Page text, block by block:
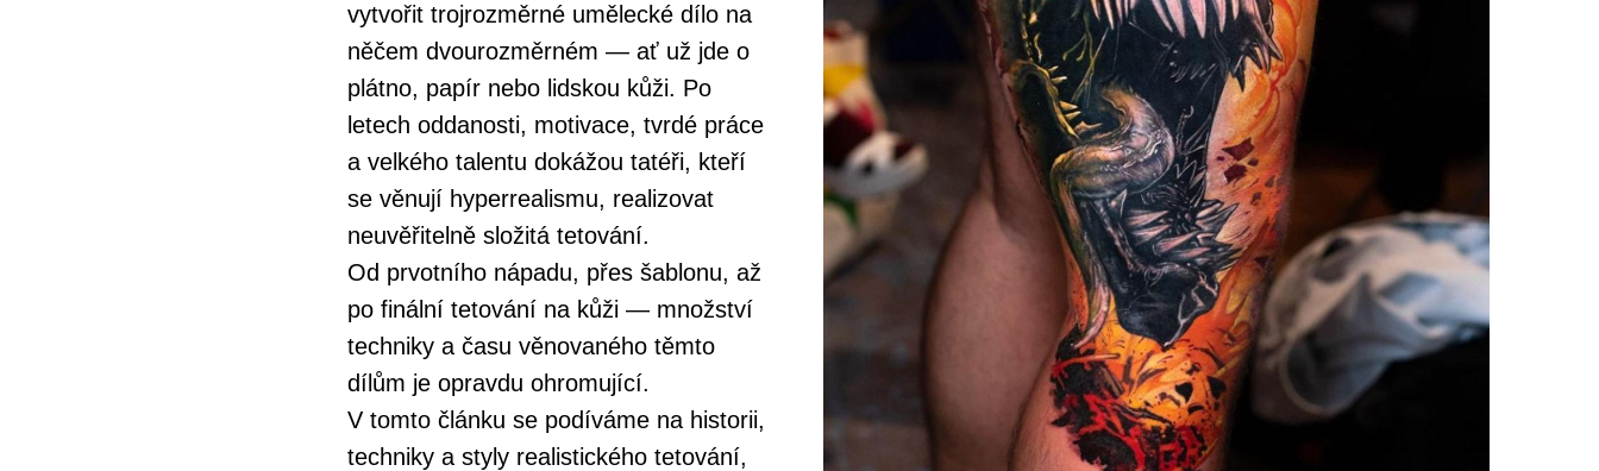
vytvořit trojrozměrné umělecké dílo na
něčem dvourozměrném — ať už jde o
plátno, papír nebo lidskou kůži. Po
letech oddanosti, motivace, tvrdé práce
a velkého talentu dokážou tatéři, kteří
se věnují hyperrealismu, realizovat
neuvěřitelně složitá tetování.
Od prvotního nápadu, přes šablonu, až
po finální tetování na kůži — množství
techniky a času věnovaného těmto
dílům je opravdu ohromující.
V tomto článku se podíváme na historii,
techniky a styly realistického tetování,